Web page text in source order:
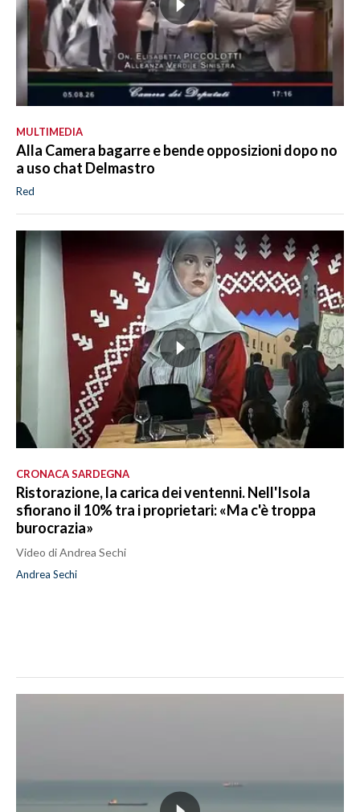
MULTIMEDIA
Alla Camera bagarre e bende opposizioni dopo no
a uso chat Delmastro
Red
CRONACA SARDEGNA
Ristorazione, la carica dei ventenni. Nell'Isola
sfiorano il 10% tra i proprietari: «Ma c'è troppa
burocrazia»
Video di Andrea Sechi
Andrea Sechi